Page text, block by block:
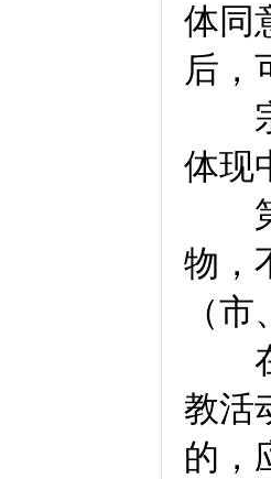
体同
后，
宗
体现
第
物，
（
在
教活
的，